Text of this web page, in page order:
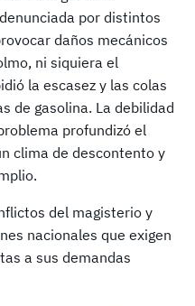
por distintos
daños mecánicos
ni siquiera el
la escasez y las colas
de gasolina. La debilidad
profundizó el
clima de descontento y
del magisterio y
nacionales que exigen
a sus demandas